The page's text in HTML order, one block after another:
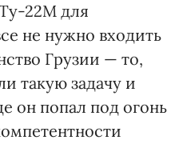
22М для
не нужно входить
Грузии — то,
такую задачу и
он попал под огонь